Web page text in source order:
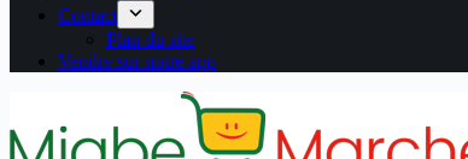
Contact
Plan du site
Vendre sur notre app